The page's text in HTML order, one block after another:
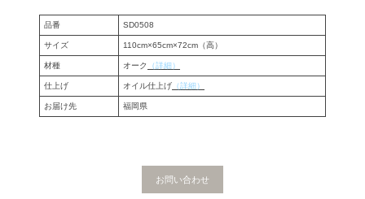
品番 SD0508
サイズ 110cm×65cm×72cm（高）
材種 オーク （詳細）
仕上げ オイル仕上げ （詳細）
お届け先 福岡県
お問い合わせ